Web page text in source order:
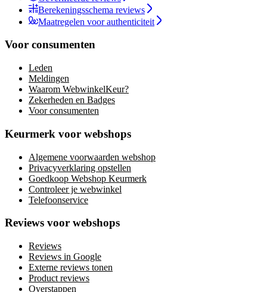
Berekeningsschema reviews
Maatregelen voor authenticiteit
Voor consumenten
Leden
Meldingen
Waarom WebwinkelKeur?
Zekerheden en Badges
Voor consumenten
Keurmerk voor webshops
Algemene voorwaarden webshop
Privacyverklaring opstellen
Goedkoop Webshop Keurmerk
Controleer je webwinkel
Telefoonservice
Reviews voor webshops
Reviews
Reviews in Google
Externe reviews tonen
Product reviews
Overstappen